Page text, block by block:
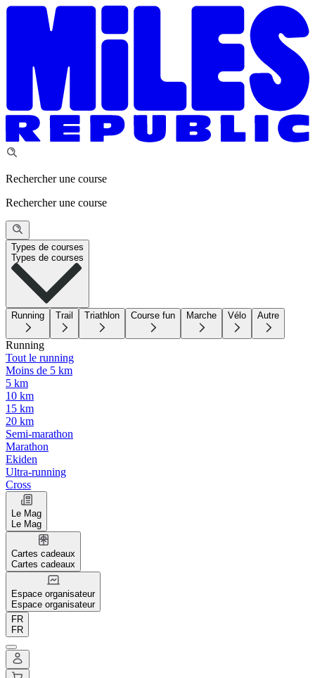
Rechercher une course
Rechercher une course
Types de courses
Types de courses
Running Trail Triathlon Course fun Marche Vélo Autre
Running
Tout le running
Moins de 5 km
5 km
10 km
15 km
20 km
Semi-marathon
Marathon
Ekiden
Ultra-running
Cross
Le Mag
Le Mag
Cartes cadeaux
Cartes cadeaux
Espace organisateur
Espace organisateur
FR
FR